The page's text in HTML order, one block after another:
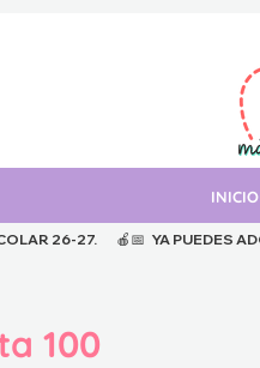
INICIO
26-27.
100